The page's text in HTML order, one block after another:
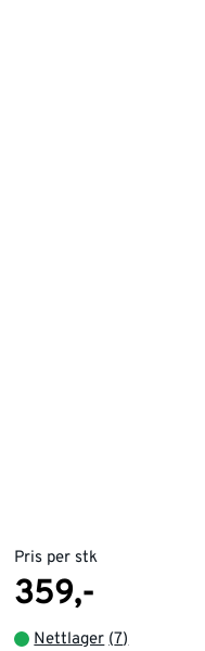
Pris per stk
359,-
Nettlager (7)